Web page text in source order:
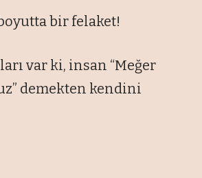
bir felaket!
var ki, insan “Meğer
demekten kendini